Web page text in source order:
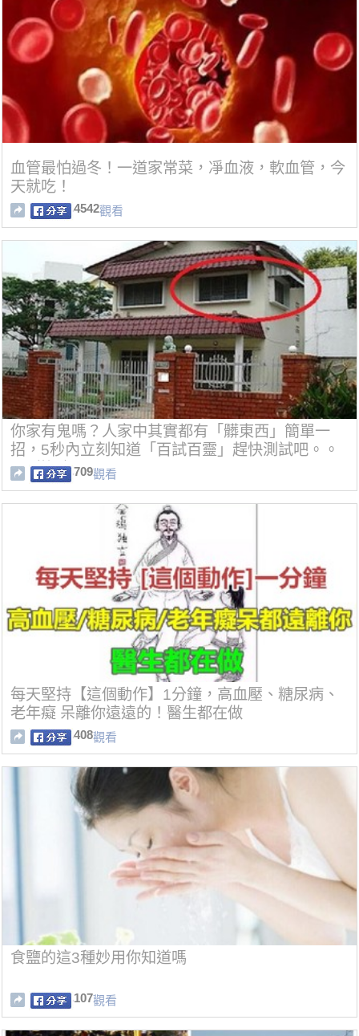
血管最怕過冬！一道家常菜，凈血液，軟血管，今
天就吃！
4542觀看
你家有鬼嗎？人家中其實都有「髒東西」簡單一
招，5秒內立刻知道「百試百靈」趕快測試吧。。
(內附視頻)709觀看
每天堅持【這個動作】1分鐘，高血壓、糖尿病、
老年癡 呆離你遠遠的！醫生都在做
408觀看
食鹽的這3種妙用你知道嗎
107觀看